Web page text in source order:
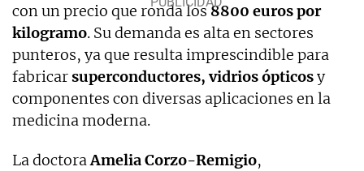
con un precio que ronda los8800 euros por
kilogramo. Su demanda es alta en sectores
punteros, ya que resulta imprescindible para
fabricarsuperconductores, vidrios ópticosy
componentes con diversas aplicaciones en la
medicina moderna.
La doctoraAmelia Corzo-Remigio,